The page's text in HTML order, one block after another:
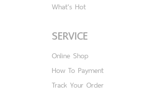
What's Hot
SERVICE
Online Shop
How To Payment
Track Your Order